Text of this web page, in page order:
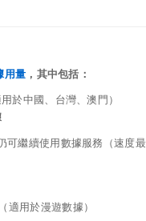
用量 ，其中包括：
用於中國、台灣、澳門）
可繼續使用數據服務（速度
適用於漫遊數據）